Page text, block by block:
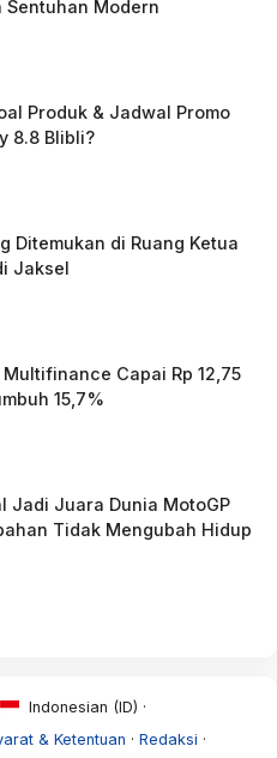
Modern
Produk & Jadwal Promo
8.8 Blibli?
Ditemukan di Ruang Ketua
Jaksel
Capai Rp 12,75
15,7%
Jadi Juara Dunia MotoGP
Tidak Mengubah Hidup
Indonesian (ID) ·
& Ketentuan · Redaksi ·